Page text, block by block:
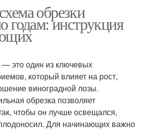
обрезки
годам: инструкция
— это один из ключевых
который влияет на рост,
виноградной лозы.
обрезка позволяет
чтобы он лучше освещался,
Для начинающих важно